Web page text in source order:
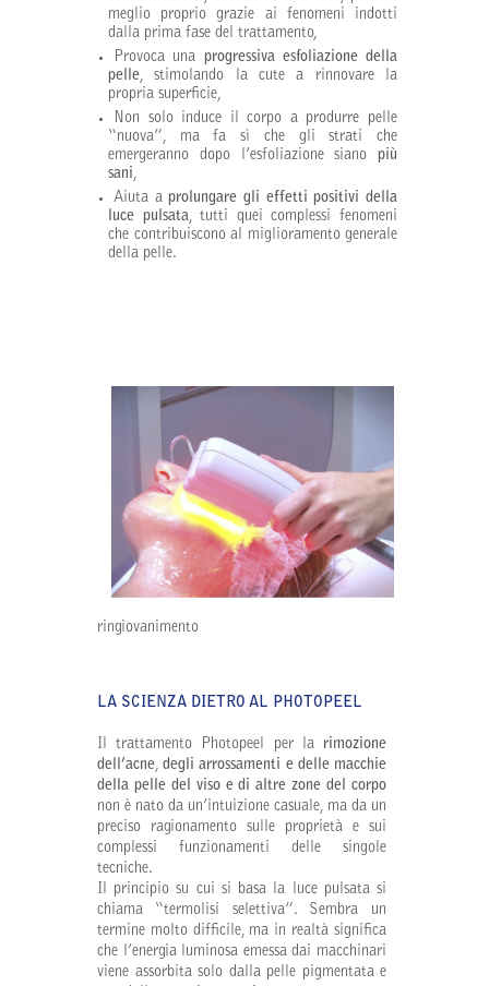
meglio proprio grazie ai fenomeni indotti
dalla prima fase del trattamento,
Provoca una
progressiva esfoliazione della
pelle, stimolando la cute a rinnovare la
propria superficie,
Non solo induce il corpo a produrre pelle
“nuova”, ma fa sì che gli strati che
emergeranno dopo l’esfoliazione siano più
sani,
Aiuta a prolungare gli effetti positivi della
luce pulsata, tutti quei complessi fenomeni
che contribuiscono al miglioramento generale
della pelle.
ringiovanimento
LA SCIENZA DIETRO AL PHOTOPEEL
Il trattamento Photopeel per la rimozione
dell’acne,degli arrossamenti e delle macchie
della pelle del viso e di altre zone del corpo
non è nato da un’intuizione casuale, ma da un
preciso ragionamento sulle proprietà e sui
complessi funzionamenti delle singole
tecniche.
Il principio su cui si basa la luce pulsata si
chiama “termolisi selettiva”. Sembra un
termine molto difficile, ma in realtà significa
che l’energia luminosa emessa dai macchinari
viene assorbita solo dalla pelle pigmentata e